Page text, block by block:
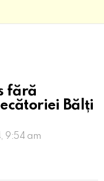
fără
Bălți
9:54 am